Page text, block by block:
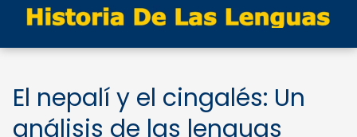
El nepalí y el cingalés: Un
análisis de las lenguas